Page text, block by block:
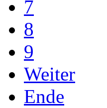
7
8
9
Weiter
Ende